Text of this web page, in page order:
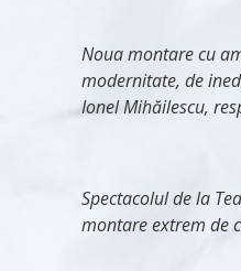
Noua montare cu
modernitate, de
Ionel Mihăilescu,
Spectacolul de la
montare extrem de